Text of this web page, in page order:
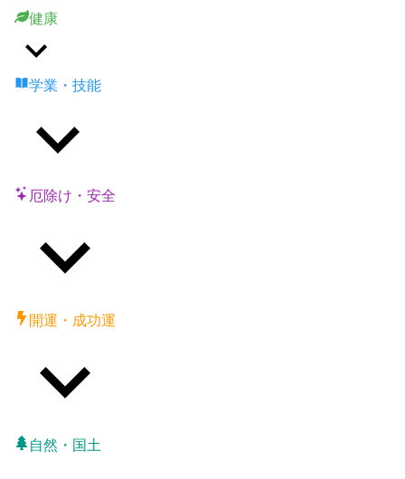
健康
学業・技能
厄除け・安全
開運・成功運
自然・国土